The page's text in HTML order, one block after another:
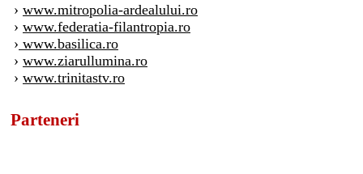
› www.mitropolia-ardealului.ro
› www.federatia-filantropia.ro
› www.basilica.ro
› www.ziarullumina.ro
› www.trinitastv.ro
Parteneri